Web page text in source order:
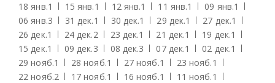
18 янв.1 15 янв.1 12 янв.1 11 янв.1 09 янв.1
06 янв.3 31 дек.1 30 дек.1 29 дек.1 27 дек.1
26 дек.1 24 дек.2 23 дек.1 21 дек.1 19 дек.1
15 дек.1 09 дек.3 08 дек.3 07 дек.1 02 дек.1
29 нояб.1 28 нояб.1 27 нояб.1 23 нояб.1
22 нояб.2 17 нояб.1 16 нояб.1 11 нояб.1